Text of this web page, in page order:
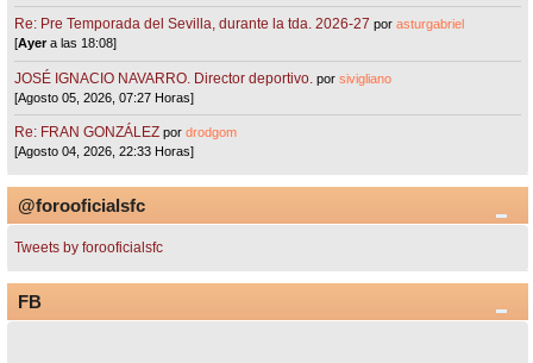
Re: Pre Temporada del Sevilla, durante la tda. 2026-27 porasturgabriel
[Ayera las 18:08]
JOSÉ IGNACIO NAVARRO. Director deportivo. porsivigliano
[Agosto 05, 2026, 07:27 Horas]
Re: FRAN GONZÁLEZ pordrodgom
[Agosto 04, 2026, 22:33 Horas]
@forooficialsfc
Tweets by forooficialsfc
FB